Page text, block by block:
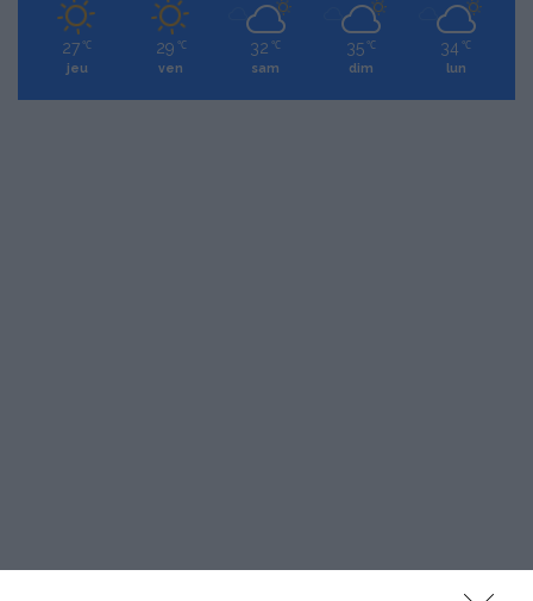
27 ℃
jeu
29 ℃
ven
32 ℃
sam
35 ℃
dim
34 ℃
lun